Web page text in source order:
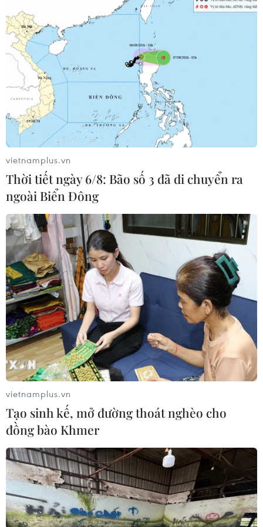
vietnamplus.vn
Thời tiết ngày 6/8: Bão số 3 đã di chuyển ra
ngoài Biển Đông
vietnamplus.vn
Tạo sinh kế, mở đường thoát nghèo cho
đồng bào Khmer